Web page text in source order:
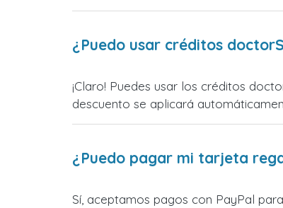
¿Puedo usar créditos
¡Claro! Puedes usar los créditos
descuento se aplicará
¿Puedo pagar mi tarjeta
Sí, aceptamos pagos con PayPal